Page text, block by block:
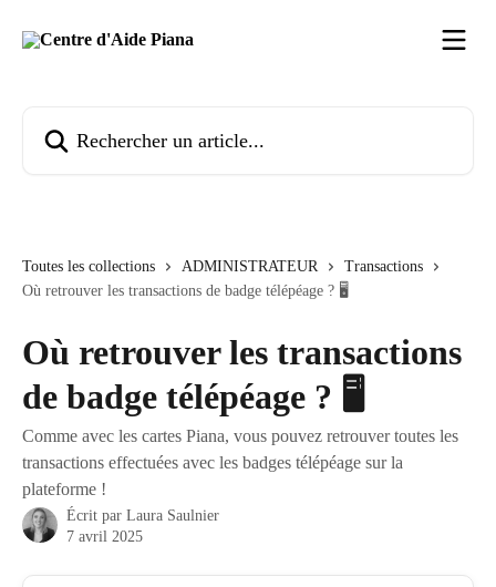
Toutes les collections ADMINISTRATEUR
Transactions
Où retrouver les transactions de badge télépéage ? 🖥️
Où retrouver les transactions
de badge télépéage ? 🖥️
Comme avec les cartes Piana, vous pouvez retrouver toutes les
transactions effectuées avec les badges télépéage sur la
plateforme !
Écrit par Laura Saulnier
7 avril 2025